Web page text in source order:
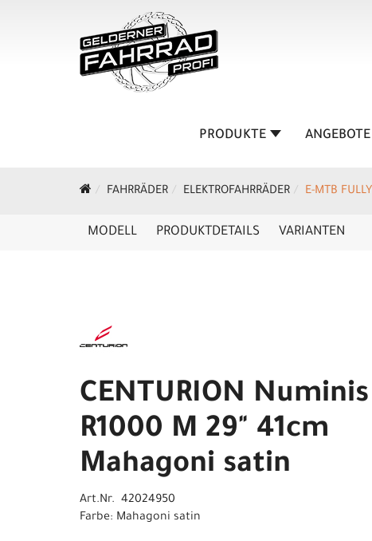
PRODUKTE ANGEBOTE
FAHRRÄDER ELEKTROFAHRRÄDER E-MTB FULLY
MODELL PRODUKTDETAILS VARIANTEN
CENTURION Numinis
R1000 M 29" 41cm
Mahagoni satin
Art.Nr. 42024950
Farbe: Mahagoni satin